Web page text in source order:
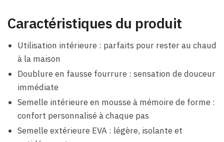
Caractéristiques du produit
Utilisation intérieure : parfaits pour rester au chaud
à la maison
Doublure en fausse fourrure : sensation de douceur
immédiate
Semelle intérieure en mousse à mémoire de forme :
confort personnalisé à chaque pas
Semelle extérieure EVA : légère, isolante et